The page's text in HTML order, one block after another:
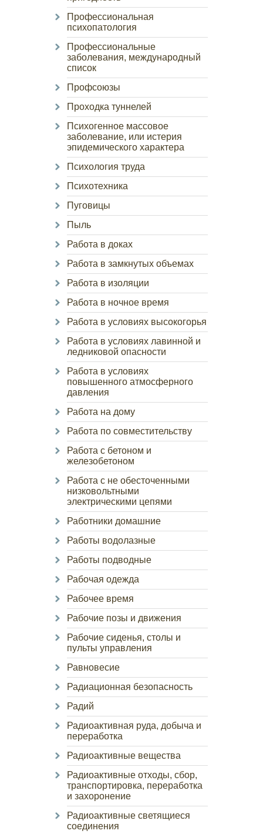
Профессиональная
психопатология
Профессиональные
заболевания, международный
список
Профсоюзы
Проходка туннелей
Психогенное массовое
заболевание, или истерия
эпидемического характера
Психология труда
Психотехника
Пуговицы
Пыль
Работа в доках
Работа в замкнутых объемах
Работа в изоляции
Работа в ночное время
Работа в условиях высокогорья
Работа в условиях лавинной и
ледниковой опасности
Работа в условиях
повышенного атмосферного
давления
Работа на дому
Работа по совместительству
Работа с бетоном и
железобетоном
Работа с не обесточенными
низковольтными
электрическими цепями
Работники домашние
Работы водолазные
Работы подводные
Рабочая одежда
Рабочее время
Рабочие позы и движения
Рабочие сиденья, столы и
пульты управления
Равновесие
Радиационная безопасность
Радий
Радиоактивная руда, добыча и
переработка
Радиоактивные вещества
Радиоактивные отходы, сбор,
транспортировка, переработка
и захоронение
Радиоактивные светящиеся
соединения